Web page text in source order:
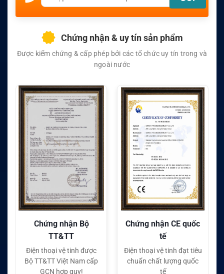
Chứng nhận & uy tín sản phẩm
Được kiểm chứng & cấp phép bởi các tổ chức uy tín trong và
ngoài nước
Chứng nhận Bộ
TT&TT
Điện thoại vệ tinh được
Bộ TT&TT Việt Nam cấp
GCN hợp quy!
Chứng nhận CE quốc
Điện thoại vệ tinh đạt tiêu
chuẩn chất lượng quốc